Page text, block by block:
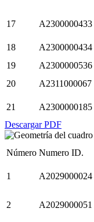
17 A2300000433
18 A2300000434
19
A2300000536
20
A2311000067
21 A2300000185
Descargar PDF
Número Numero ID.
1
A2029000024
2 A2029000051